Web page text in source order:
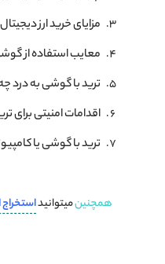
مزایای خرید ارز
معایب استفاده از
ترید با گوشی به درد
اقدامات امنیتی برای
ترید با گوشی یا
همچنینمیتوانیداستخراج